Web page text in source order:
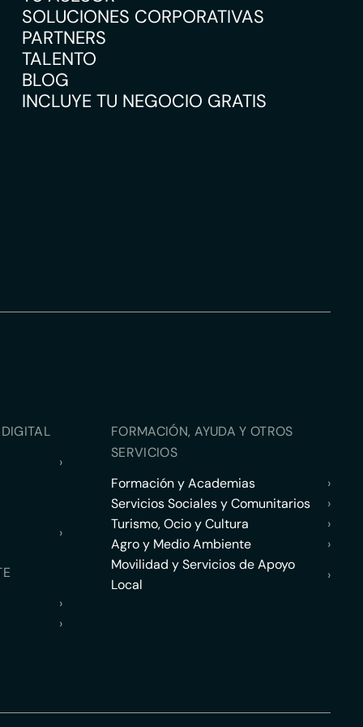
SOLUCIONES CORPORATIVAS
PARTNERS
TALENTO
BLOG
INCLUYE TU NEGOCIO GRATIS
›
›
›
›
FORMACIÓN, AYUDA Y OTROS
SERVICIOS
Formación y Academias
›
Servicios Sociales y Comunitarios
›
Turismo, Ocio y Cultura
›
Agro y Medio Ambiente
›
Movilidad y Servicios de Apoyo
Local
›